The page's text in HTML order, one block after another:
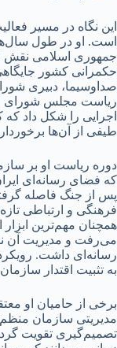
این نگاه در مسیر
است. او در طول
جمهوری اسلامی نقش
حکمرانی کشور
صداوسیما، دبیری
ریاست مجلس شورای
اجرایی را شکل داد که
طیفی از آن‌ها
دوره ریاست او بر
که فضای رسانه‌ای
پس از جنگ فاصله
فرهنگی و ارتباطی
همچنان مهم‌ترین
می‌رفت و مدیریت آن
رسانه‌ای داشت.
به تثبیت اقتدار
برخی از حامیان او
مدیریتی سازمان
تصمیم‌گیری تقویت